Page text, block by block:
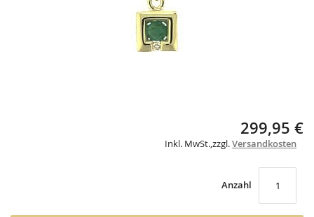
299,95 €
Inkl. MwSt.,zzgl.Versandkosten
Anzahl